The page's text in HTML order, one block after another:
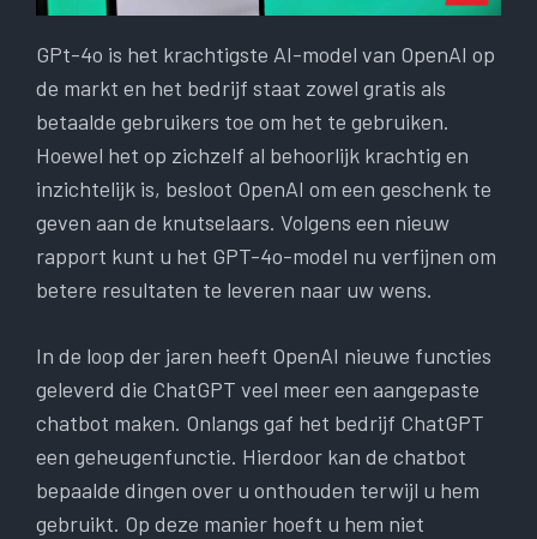
GPt-4o is het krachtigste AI-model van OpenAI op
de markt en het bedrijf staat zowel gratis als
betaalde gebruikers toe om het te gebruiken.
Hoewel het op zichzelf al behoorlijk krachtig en
inzichtelijk is, besloot OpenAI om een ​​geschenk te
geven aan de knutselaars. Volgens een nieuw
rapport kunt u het GPT-4o-model nu verfijnen om
betere resultaten te leveren naar uw wens.
In de loop der jaren heeft OpenAI nieuwe functies
geleverd die ChatGPT veel meer een aangepaste
chatbot maken. Onlangs gaf het bedrijf ChatGPT
een geheugenfunctie. Hierdoor kan de chatbot
bepaalde dingen over u onthouden terwijl u hem
gebruikt. Op deze manier hoeft u hem niet